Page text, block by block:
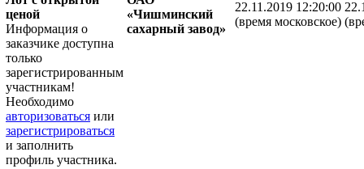
ценой
Информация о
заказчике доступна
только
зарегистрированным
участникам!
Необходимо
авторизоваться или
зарегистрироваться
и заполнить
профиль участника.
«Чишминский
сахарный завод»
22.11.2019 12:20:00
(время московское)